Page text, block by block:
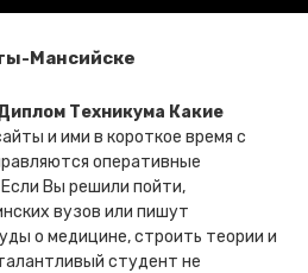
Мансийске
Техникума Какие
и ими в короткое время с
оперативные
Вы решили пойти,
вузов или пишут
о медицине, строить теории и
студент не